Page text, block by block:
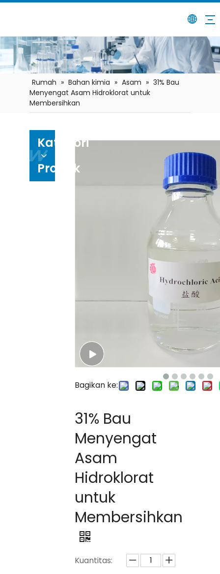
Rumah » Bahan kimia » Asam » 31% Bau
Menyengat Asam Hidroklorat untuk
Membersihkan
Kategori
Produk
Bagikan ke:
31% Bau
Menyengat
Asam
Hidroklorat
untuk
Membersihkan
Kuantitas: